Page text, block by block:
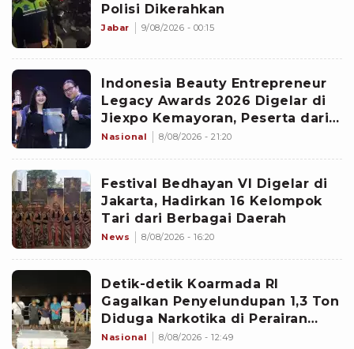
Polisi Dikerahkan
Jabar 9/08/2026 - 00:15
Indonesia Beauty Entrepreneur
Legacy Awards 2026 Digelar di
Jiexpo Kemayoran, Peserta dari
4 Negara Adu Karya PMU
Nasional 8/08/2026 - 21:20
Festival Bedhayan VI Digelar di
Jakarta, Hadirkan 16 Kelompok
Tari dari Berbagai Daerah
News 8/08/2026 - 16:20
Detik-detik Koarmada RI
Gagalkan Penyelundupan 1,3 Ton
Diduga Narkotika di Perairan
Bintan
Nasional 8/08/2026 - 12:49